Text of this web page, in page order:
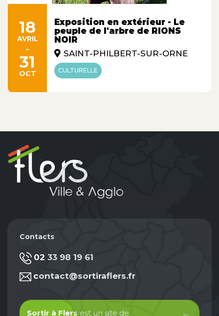
18
AVRIL
-
31
OCT
Exposition en extérieur - Le
peuple de l'arbre de RIONS
NOIR
SAINT-PHILBERT-SUR-ORNE
CULTURELLE
Contacts
02 33 98 19 61
contact@sortiraflers.fr
Sortir à Flers est un site de